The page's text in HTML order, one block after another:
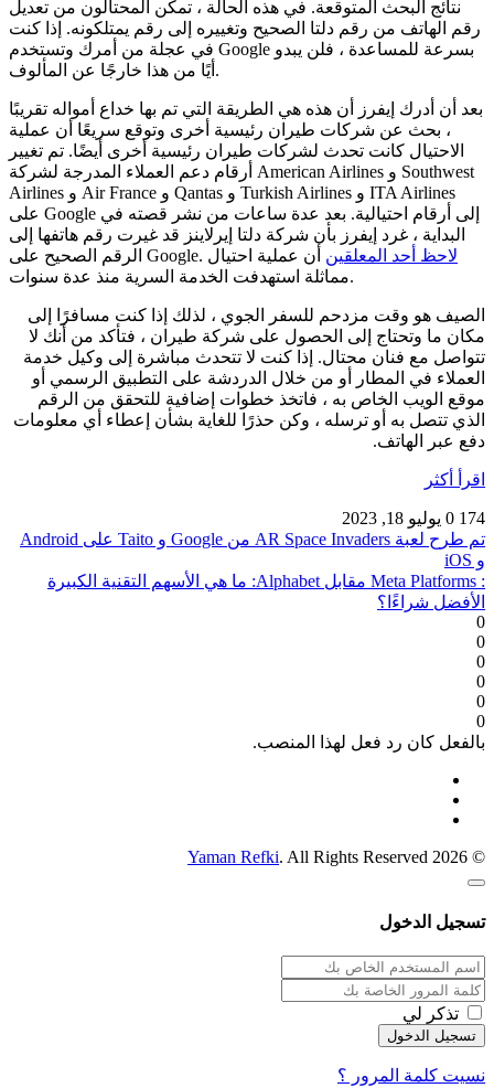
نتائج البحث المتوقعة. في هذه الحالة ، تمكن المحتالون من تعديل
رقم الهاتف من رقم دلتا الصحيح وتغييره إلى رقم يمتلكونه. إذا كنت
في عجلة من أمرك وتستخدم Google بسرعة للمساعدة ، فلن يبدو
أيًا من هذا خارجًا عن المألوف.
بعد أن أدرك إيفرز أن هذه هي الطريقة التي تم بها خداع أمواله تقريبًا
، بحث عن شركات طيران رئيسية أخرى وتوقع سريعًا أن عملية
الاحتيال كانت تحدث لشركات طيران رئيسية أخرى أيضًا. تم تغيير
أرقام دعم العملاء المدرجة لشركة American Airlines و Southwest
Airlines و Air France و Qantas و Turkish Airlines و ITA Airlines
على Google إلى أرقام احتيالية. بعد عدة ساعات من نشر قصته في
البداية ، غرد إيفرز بأن شركة دلتا إيرلاينز قد غيرت رقم هاتفها إلى
الرقم الصحيح على Google.
لاحظ أحد المعلقين أن عملية احتيال
مماثلة استهدفت الخدمة السرية منذ عدة سنوات.
الصيف هو وقت مزدحم للسفر الجوي ، لذلك إذا كنت مسافرًا إلى
مكان ما وتحتاج إلى الحصول على شركة طيران ، فتأكد من أنك لا
تتواصل مع فنان محتال. إذا كنت لا تتحدث مباشرة إلى وكيل خدمة
العملاء في المطار أو من خلال الدردشة على التطبيق الرسمي أو
موقع الويب الخاص به ، فاتخذ خطوات إضافية للتحقق من الرقم
الذي تتصل به أو ترسله ، وكن حذرًا للغاية بشأن إعطاء أي معلومات
دفع عبر الهاتف.
اقرأ أكثر
174
0 يوليو 18, 2023
تم طرح لعبة AR Space Invaders من Google و Taito على Android
و iOS
: Meta Platforms مقابل Alphabet: ما هي الأسهم التقنية الكبيرة
الأفضل شراءًا؟
0
0
0
0
0
0
بالفعل كان رد فعل لهذا المنصب.
© 2026
Yaman Refki. All Rights Reserved
تسجيل الدخول
تذكر لي
نسيت كلمة المرور ؟